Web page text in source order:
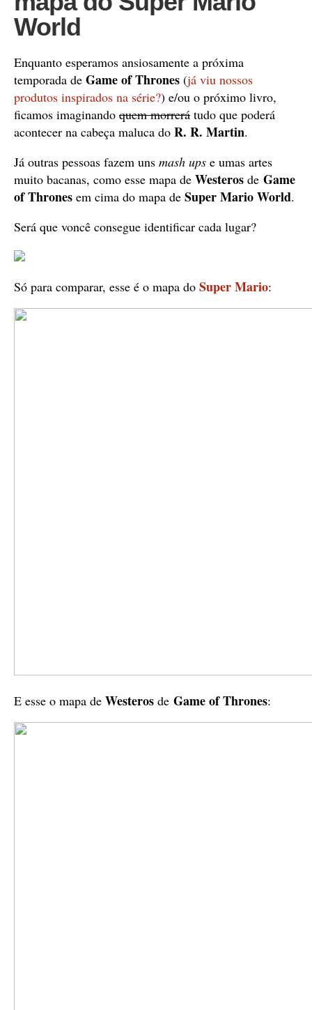
World
Enquanto esperamos ansiosamente a próxima
temporada de Game of Thrones (já viu nossos
produtos inspirados na série?) e/ou o próximo livro,
ficamos imaginando quem morrerá tudo que poderá
acontecer na cabeça maluca do R. R. Martin.
Já outras pessoas fazem uns mash ups e umas artes
muito bacanas, como esse mapa de Westeros de Game
of Thrones em cima do mapa de Super Mario World.
Será que voncê consegue identificar cada lugar?
Só para comparar, esse é o mapa do Super Mario:
E esse o mapa de Westeros de Game of Thrones: